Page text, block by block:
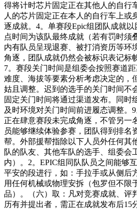
得将计时芯片固定正在其他人的自行
人的芯片固定正在本人的自行车上或
逐成就。4。单赛段Epic组团队成就
点时间为该队最终成就（若有罚时须
内有队员呈现退赛、被打消资历等环
角逐，团队成就仍然会被标识表记标
7。赛段关门时间是组委会按照赛道
难度、海拔等要素分析考虑决定的，
姑且调整。迟到的选手的关门时间不
固定关门时间将通过渠道发布。同时
及时环境对关门时间前进履态调整。
正在肆意赛段未完成角逐，不管另一
员能够继续体验参赛，团队得到排名
帮。外部援帮指除以下人员外任何其
队的队友、其他车队的选手、组委会
内）。2。EPIC组同队队员之间能够
平安的段进行，如：手拉手或从侧后
用任何机械或物理安拆（包罗但不限
品）。（六）取：凡对竞赛成就、评
历有并提出者，需正在成就发布后15